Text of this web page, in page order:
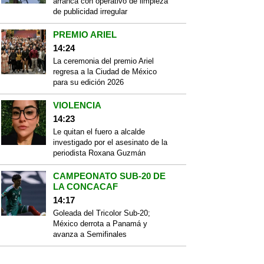
de publicidad irregular
PREMIO ARIEL
14:24
La ceremonia del premio Ariel
regresa a la Ciudad de México
para su edición 2026
VIOLENCIA
14:23
Le quitan el fuero a alcalde
investigado por el asesinato de la
periodista Roxana Guzmán
CAMPEONATO SUB-20 DE
LA CONCACAF
14:17
Goleada del Tricolor Sub-20;
México derrota a Panamá y
avanza a Semifinales